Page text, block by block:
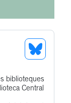
See
Profile
biblioteques
Central